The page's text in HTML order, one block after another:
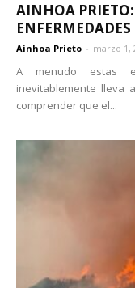
AINHOA PRIETO:
ENFERMEDADES
Ainhoa Prieto - marzo 1,
A menudo estas
inevitablemente lleva
comprender que el...